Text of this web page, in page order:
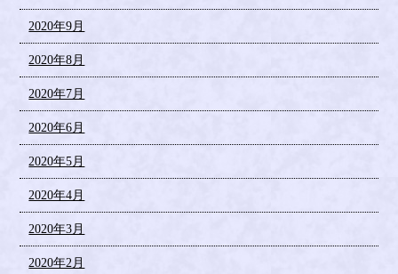
2020年9月
2020年8月
2020年7月
2020年6月
2020年5月
2020年4月
2020年3月
2020年2月